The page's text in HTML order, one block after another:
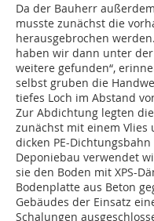
Da der Bauherr
musste zunächst die
herausgebrochen
haben wir dann unter
weitere gefunden“,
selbst gruben die
tiefes Loch im Abstand
Zur Abdichtung legten
zunächst mit einem
dicken PE-
Deponiebau verwendet
sie den Boden mit XPS-
Bodenplatte aus Beton
Gebäudes der Einsatz
Schalungen